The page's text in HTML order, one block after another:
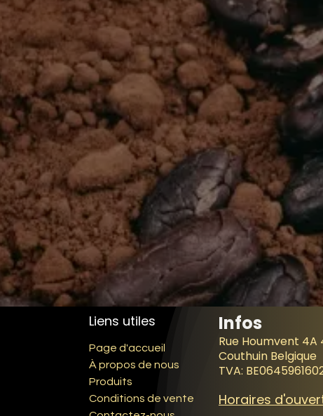
Infos
Rue Houmvent 4A
Couthuin Belgique
TVA:
Horaires
Liens utiles
Page d'accueil
À propos de nous
Produits
Conditions de vente